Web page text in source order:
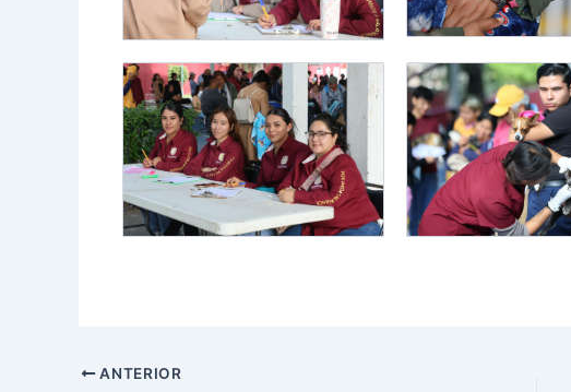
ANTERIOR